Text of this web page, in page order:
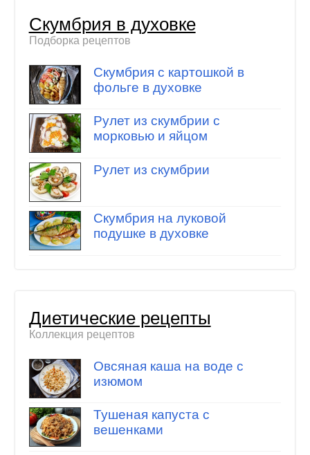
Скумбрия в духовке
Подборка рецептов
Скумбрия с картошкой в
фольге в духовке
Рулет из скумбрии с
морковью и яйцом
Рулет из скумбрии
Скумбрия на луковой
подушке в духовке
Диетические рецепты
Коллекция рецептов
Овсяная каша на воде с
изюмом
Тушеная капуста с
вешенками